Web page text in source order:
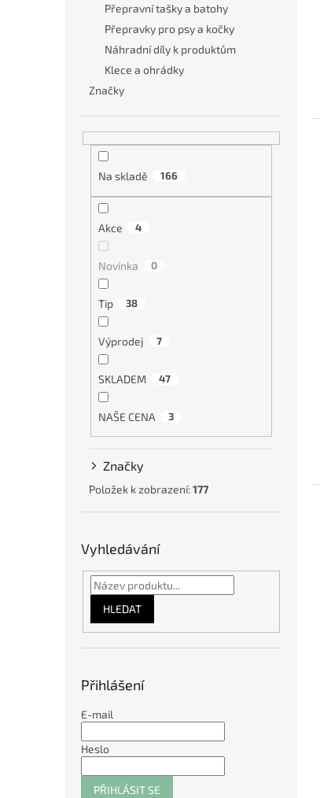
Přepravní tašky a batohy
Přepravky pro psy a kočky
Náhradní díly k produktům
Klece a ohrádky
Značky
Na skladě 166
Akce 4
Novinka 0
Tip 38
Výprodej 7
SKLADEM 47
NAŠE CENA 3
Značky
Položek k zobrazení:177
Vyhledávání
HLEDAT
Přihlášení
E-mail
Heslo
PŘIHLÁSIT SE